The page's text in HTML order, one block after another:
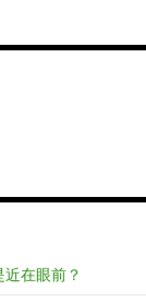
在眼前？